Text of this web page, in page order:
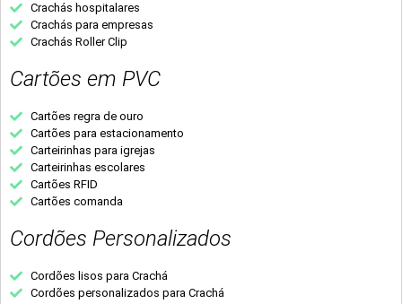
Crachás hospitalares
Crachás para empresas
Crachás Roller Clip
Cartões em PVC
Cartões regra de ouro
Cartões para estacionamento
Carteirinhas para igrejas
Carteirinhas escolares
Cartões RFID
Cartões comanda
Cordões Personalizados
Cordões lisos para Crachá
Cordões personalizados para Crachá